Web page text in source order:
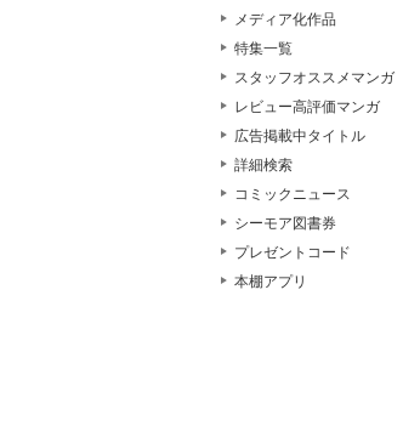
メディア化作品
特集一覧
スタッフオススメマンガ
レビュー高評価マンガ
広告掲載中タイトル
詳細検索
コミックニュース
シーモア図書券
プレゼントコード
本棚アプリ